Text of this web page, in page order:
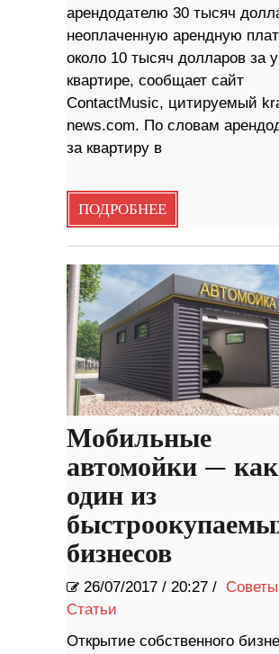
арендодателю 30 тысяч
неоплаченную арендную
около 10 тысяч долларов за
квартире, сообщает сайт
ContactMusic, цитируемый
news.com. По словам
за квартиру в
ПОДРОБНЕЕ
Мобильные
автомойки — как
один из
бизнесов
26/07/2017 / 20:27 / Советы
Статьи
Открытие собственного